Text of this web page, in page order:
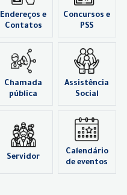
Endereços e
Contatos
Concursos e
PSS
Chamada
pública
Assistência
Social
Servidor
Calendário
de eventos